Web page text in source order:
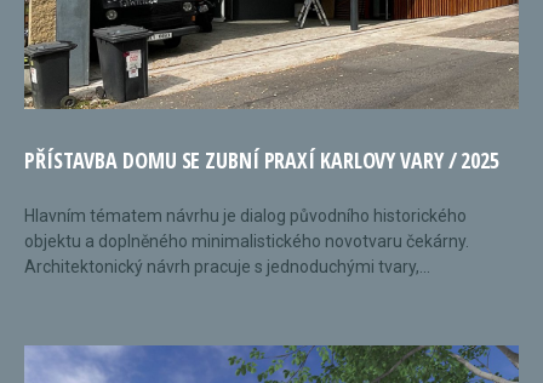
PŘÍSTAVBA DOMU SE ZUBNÍ PRAXÍ KARLOVY VARY / 2025
Hlavním tématem návrhu je dialog původního historického
objektu a doplněného minimalistického novotvaru čekárny.
Architektonický návrh pracuje s jednoduchými tvary,...